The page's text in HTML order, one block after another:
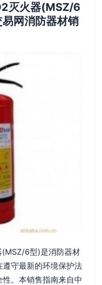
灭火器(MSZ/6
网消防器材销
6型)是消防器材
守最新的环境保护法
。本销售指南来自中